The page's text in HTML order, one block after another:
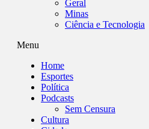
Geral
Minas
Ciência e Tecnologia
Menu
Home
Esportes
Política
Podcasts
Sem Censura
Cultura